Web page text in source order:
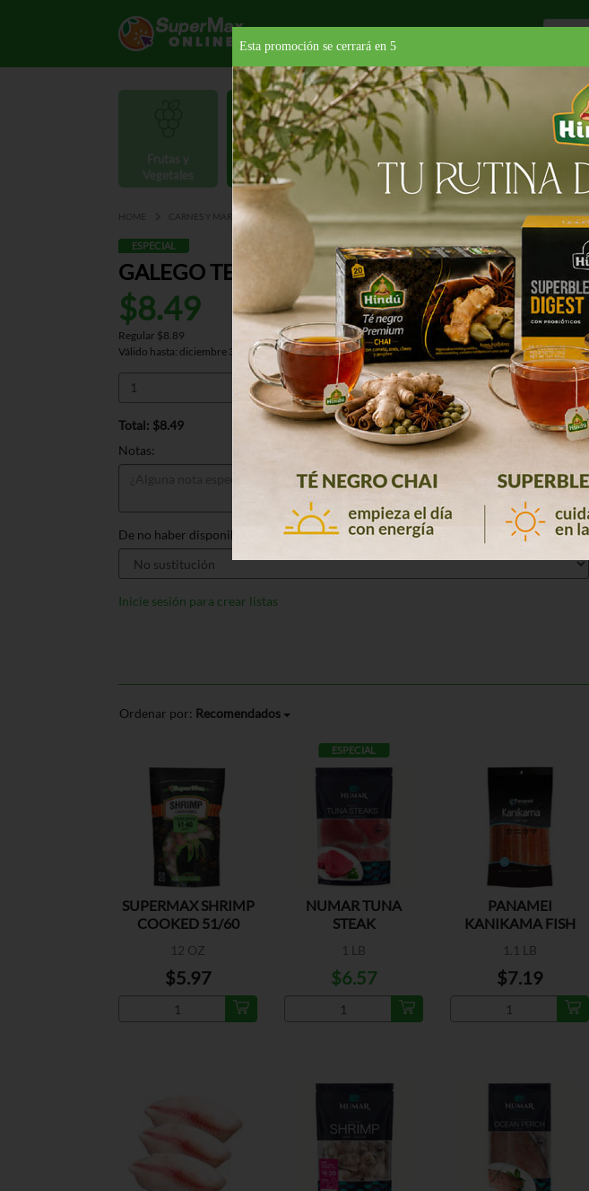
Carnes y
Mariscos
Provisiones Lácteos
HOME CARNES Y MARISCOS MARISCOS CONGELADOS GALEGO TENTACULO DE CALAMAR
ESPECIAL
GALEGO TENTACULO DE CALAMAR 1 LB
$8.49
Regular $8.89
Válido hasta: diciembre 31, 2026
Total: $8.49
Notas:
De no haber disponible, sustituir por:
Inicie sesión para crear listas
Ordenar por: Recomendados
SUPERMAX SHRIMP
COOKED 51/60
12 OZ
$5.97
ESPECIAL
NUMAR TUNA
STEAK
1 LB
$6.57
PANAMEI
KANIKAMA FISH
1.1 LB
$7.19
Esta promoción se cerrará en 4